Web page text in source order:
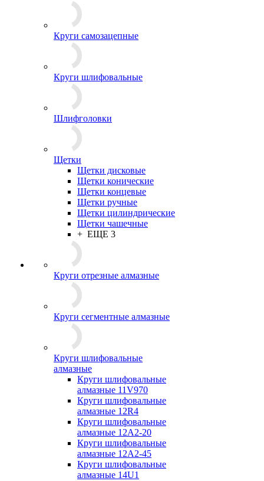
Круги самозацепные
Круги шлифовальные
Шлифголовки
Щетки
Щетки дисковые
Щетки конические
Щетки концевые
Щетки ручные
Щетки цилиндрические
Щетки чашечные
+ ЕЩЕ 3
Круги отрезные алмазные
Круги сегментные алмазные
Круги шлифовальные
алмазные
Круги шлифовальные
алмазные 11V970
Круги шлифовальные
алмазные 12R4
Круги шлифовальные
алмазные 12А2-20
Круги шлифовальные
алмазные 12А2-45
Круги шлифовальные
алмазные 14U1